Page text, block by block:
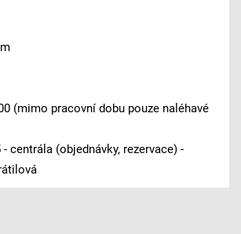
(mimo pracovní dobu pouze naléhavé
centrála (objednávky, rezervace) -